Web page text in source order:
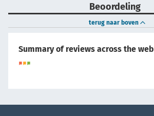
Beoordeling
terug naar boven
Summary of reviews across the web